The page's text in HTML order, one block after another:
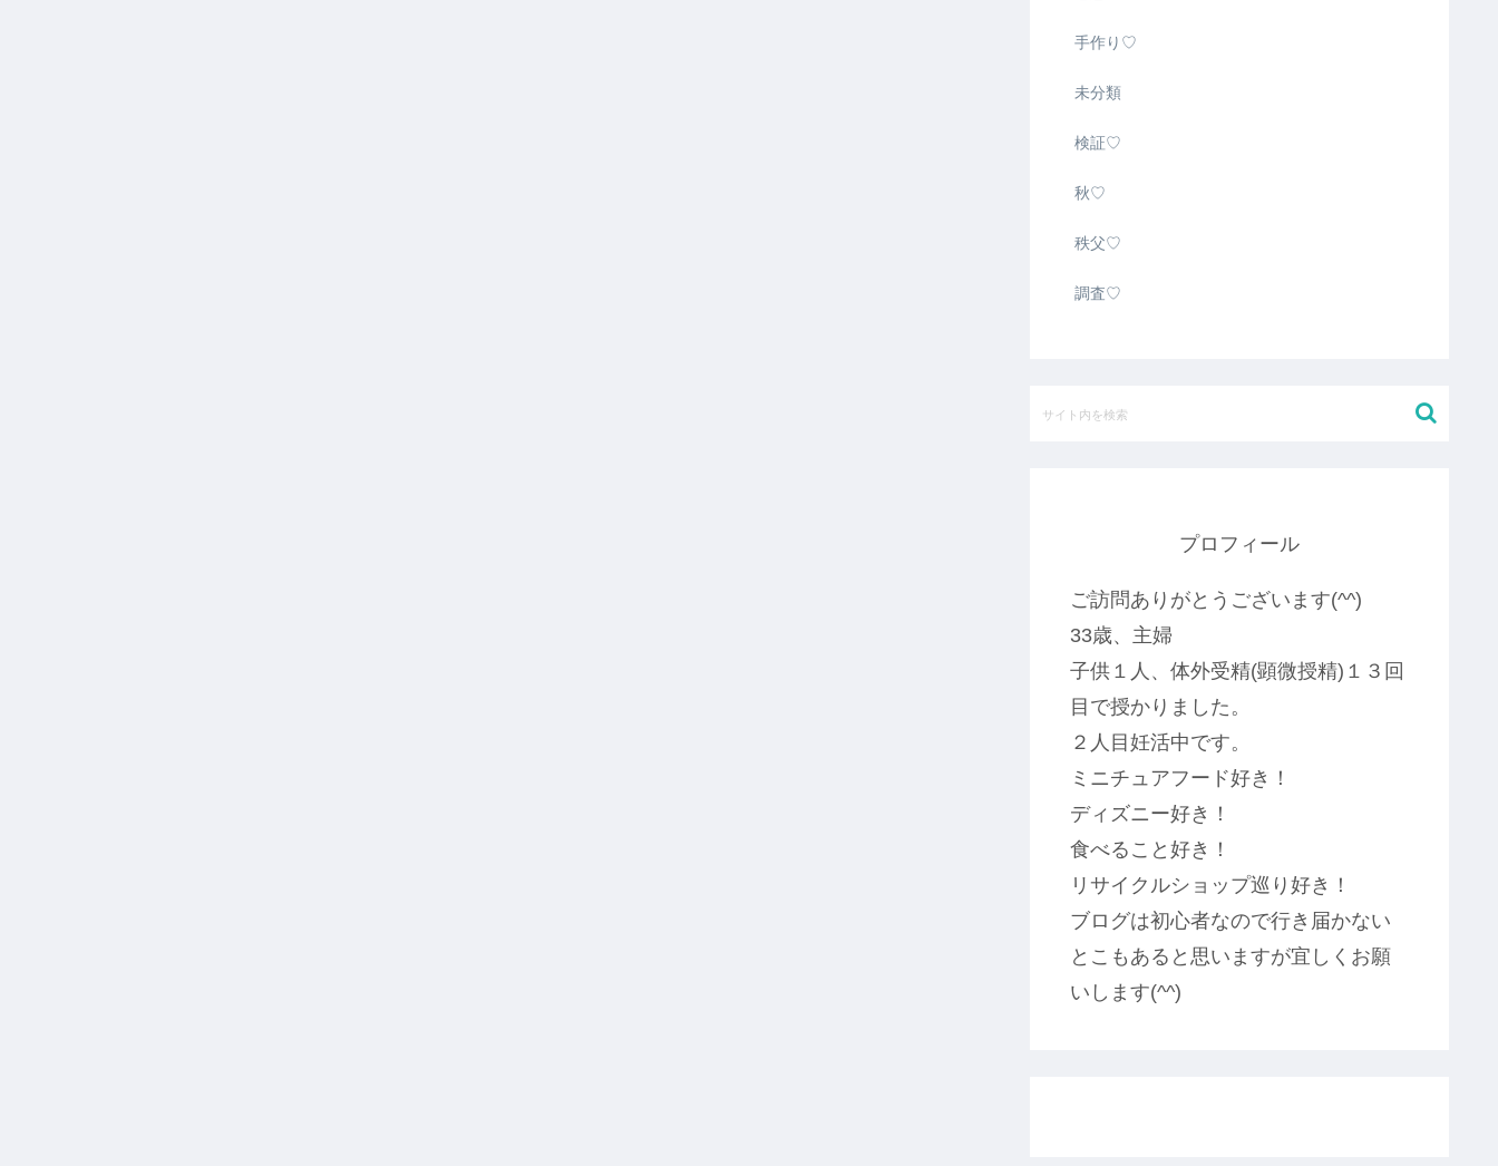
手作り♡
未分類
検証♡
秋♡
秩父♡
調査♡
プロフィール
ご訪問ありがとうございます(^^)
33歳、主婦
子供１人、体外受精(顕微授精)１３回
目で授かりました。
２人目妊活中です。
ミニチュアフード好き！
ディズニー好き！
食べること好き！
リサイクルショップ巡り好き！
ブログは初心者なので行き届かない
とこもあると思いますが宜しくお願
いします(^^)